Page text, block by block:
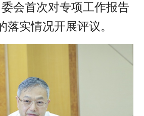
首次对专项工作报告
落实情况开展评议。